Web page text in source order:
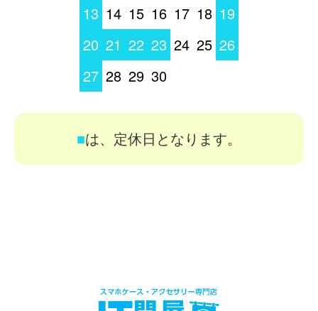
13 14 15 16 17 18 19
20 21 22 23 24 25 26
27 28 29 30
■は、定休日となります。